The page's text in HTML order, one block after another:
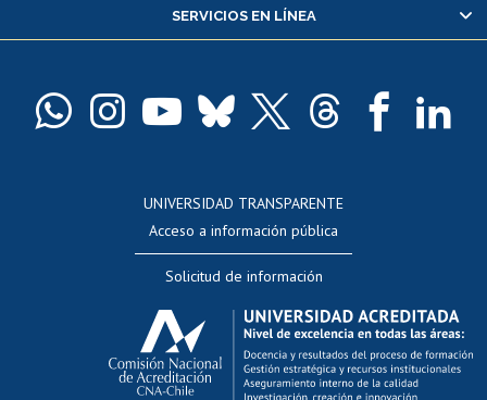
Pago de arancel y crédito alumnos
Docentes
Evaluación docente
Calificación académica
Postulación al AUCAI
Funcionarias/os
SERVICIOS EN LÍNEA
UNIVERSIDAD TRANSPARENTE
Acceso a información pública
Solicitud de información